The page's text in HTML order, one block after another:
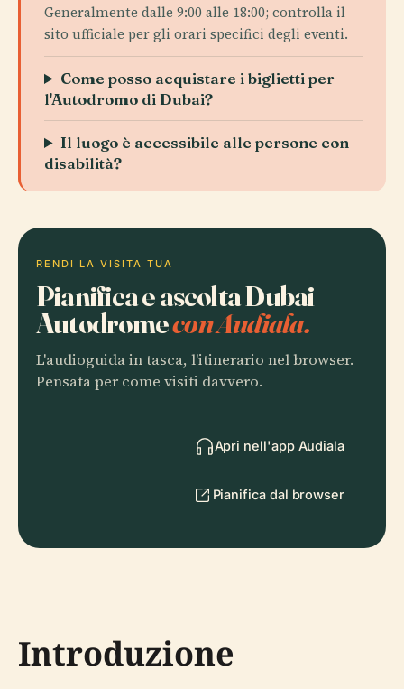
Generalmente dalle 9:00 alle 18:00; controlla il
sito ufficiale per gli orari specifici degli eventi.
Come posso acquistare i biglietti per
l'Autodromo di Dubai?
Il luogo è accessibile alle persone con
disabilità?
RENDI LA VISITA TUA
Pianifica e ascolta Dubai
Autodromecon Audiala.
L'audioguida in tasca, l'itinerario nel browser.
Pensata per come visiti davvero.
Apri nell'app Audiala
Pianifica dal browser
Introduzione